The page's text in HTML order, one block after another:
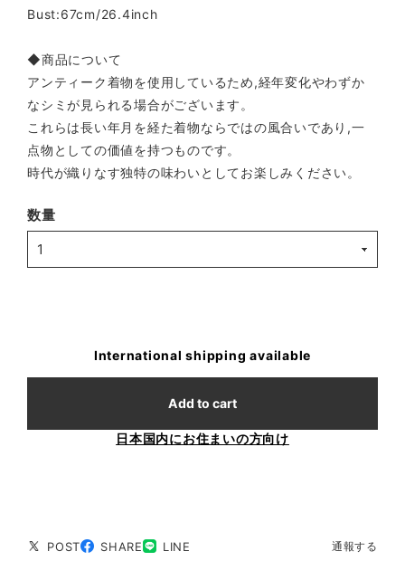
Bust:67cm/26.4inch
◆商品について
アンティーク着物を使用しているため,経年変化やわずか
なシミが見られる場合がございます。
これらは長い年月を経た着物ならではの風合いであり,一
点物としての価値を持つものです。
時代が織りなす独特の味わいとしてお楽しみください。
数量
International shipping available
Add to cart
日本国内にお住まいの方向け
POST SHARE LINE 通報する